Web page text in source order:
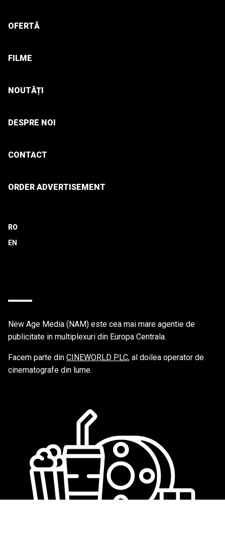
OFERTĂ
FILME
NOUTĂȚI
DESPRE NOI
CONTACT
ORDER ADVERTISEMENT
RO
New Age Media (NAM) este cea mai mare agentie de
publicitate in multiplexuri din Europa Centrala.
Facem parte din CINEWORLD PLC, al doilea operator de
cinematografe din lume.